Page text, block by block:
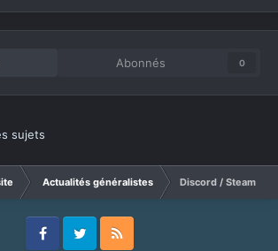
Abonnés 0
sujets
Actualités généralistes Discord / Steam :